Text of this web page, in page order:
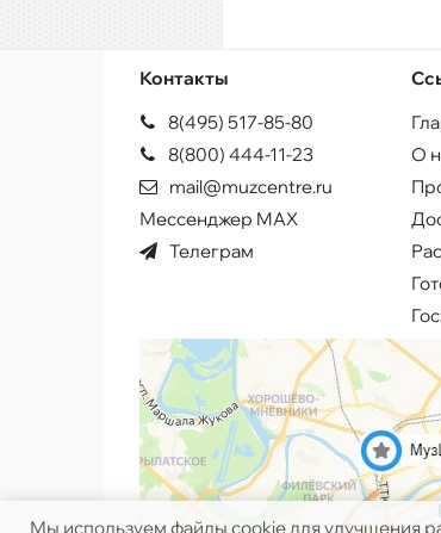
Контакты
8(495) 517-85-80
8(800) 444-11-23
mail@muzcentre.ru
Мессенджер MAX
Телеграм
О
Мы используем файлы cookie для улучшения